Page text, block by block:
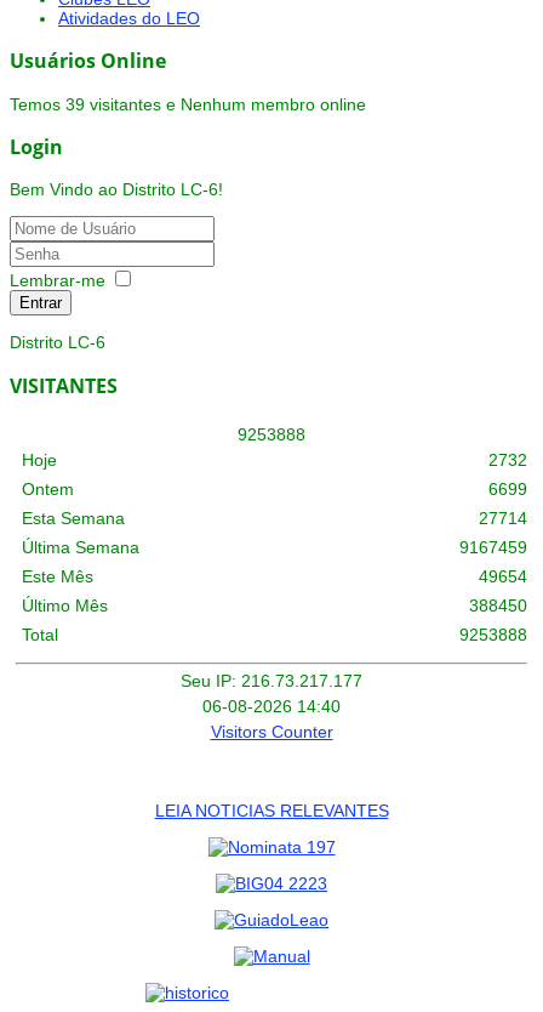
Atividades do LEO
Usuários Online
Temos 39 visitantes e Nenhum membro online
Login
Bem Vindo ao Distrito LC-6!
Lembrar-me
Entrar
Distrito LC-6
VISITANTES
9253888
Hoje
Ontem
Esta Semana
Última Semana
Este Mês
Último Mês
Total
2732
6699
27714
9167459
49654
388450
9253888
Seu IP: 216.73.217.177
06-08-2026 14:40
Visitors Counter
LEIA NOTICIAS RELEVANTES